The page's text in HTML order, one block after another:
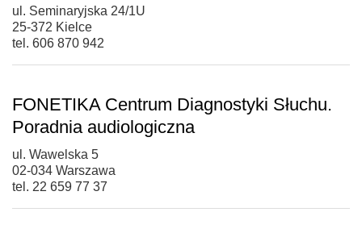
ul. Seminaryjska 24/1U
25-372 Kielce
tel. 606 870 942
FONETIKA Centrum Diagnostyki Słuchu.
Poradnia audiologiczna
ul. Wawelska 5
02-034 Warszawa
tel. 22 659 77 37